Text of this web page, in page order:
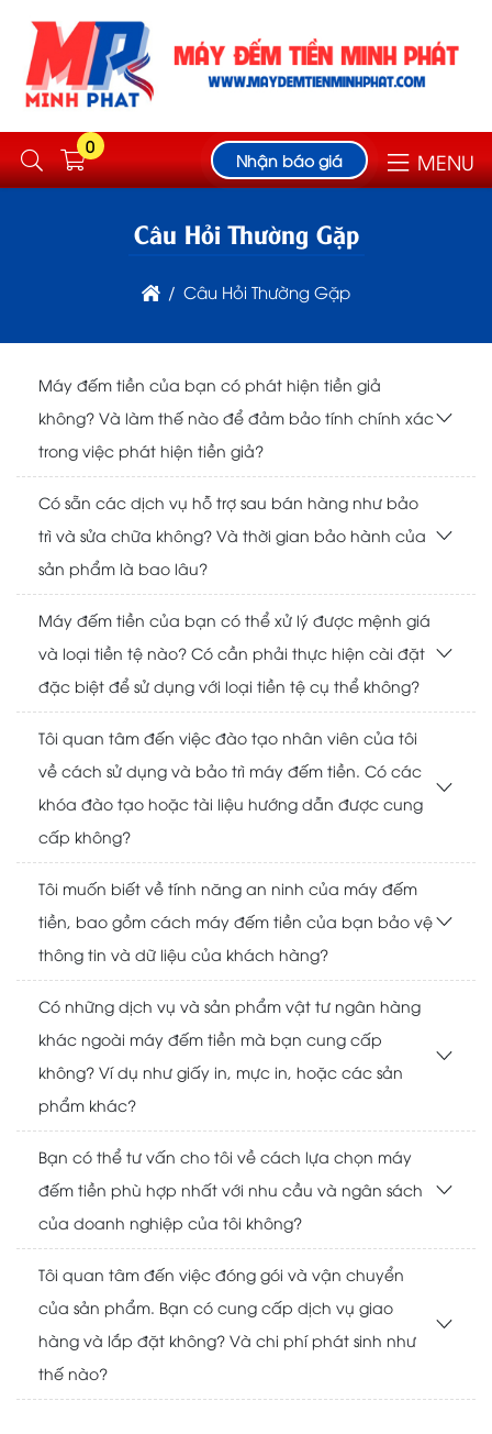
0
Nhận báo giá MENU
Câu Hỏi Thường Gặp
Câu Hỏi Thường Gặp
Máy đếm tiền của bạn có phát hiện tiền giả
không? Và làm thế nào để đảm bảo tính chính xác
trong việc phát hiện tiền giả?
Có sẵn các dịch vụ hỗ trợ sau bán hàng như bảo
trì và sửa chữa không? Và thời gian bảo hành của
sản phẩm là bao lâu?
Máy đếm tiền của bạn có thể xử lý được mệnh giá
và loại tiền tệ nào? Có cần phải thực hiện cài đặt
đặc biệt để sử dụng với loại tiền tệ cụ thể không?
Tôi quan tâm đến việc đào tạo nhân viên của tôi
về cách sử dụng và bảo trì máy đếm tiền. Có các
khóa đào tạo hoặc tài liệu hướng dẫn được cung
cấp không?
Tôi muốn biết về tính năng an ninh của máy đếm
tiền, bao gồm cách máy đếm tiền của bạn bảo vệ
thông tin và dữ liệu của khách hàng?
Có những dịch vụ và sản phẩm vật tư ngân hàng
khác ngoài máy đếm tiền mà bạn cung cấp
không? Ví dụ như giấy in, mực in, hoặc các sản
phẩm khác?
Bạn có thể tư vấn cho tôi về cách lựa chọn máy
đếm tiền phù hợp nhất với nhu cầu và ngân sách
của doanh nghiệp của tôi không?
Tôi quan tâm đến việc đóng gói và vận chuyển
của sản phẩm. Bạn có cung cấp dịch vụ giao
hàng và lắp đặt không? Và chi phí phát sinh như
thế nào?